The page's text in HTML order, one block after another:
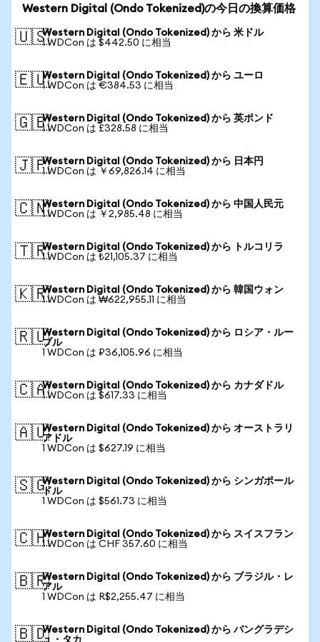
Western Digital (Ondo Tokenized)の今日の換算価格
🇺🇸Western Digital (Ondo Tokenized) から 米ドル
1 WDCon は $442.50 に相当
🇪🇺Western Digital (Ondo Tokenized) から ユーロ
1 WDCon は €384.53 に相当
🇬🇧Western Digital (Ondo Tokenized) から 英ポンド
1 WDCon は £328.58 に相当
🇯🇵Western Digital (Ondo Tokenized) から 日本円
1 WDCon は ￥69,826.14 に相当
🇨🇳Western Digital (Ondo Tokenized) から 中国人民元
1 WDCon は ￥2,985.48 に相当
🇹🇷Western Digital (Ondo Tokenized) から トルコリラ
1 WDCon は ₺21,105.37 に相当
🇰🇷Western Digital (Ondo Tokenized) から 韓国ウォン
1 WDCon は ₩622,955.11 に相当
🇷🇺Western Digital (Ondo Tokenized) から ロシア・ルー
ブル
1 WDCon は ₽36,105.96 に相当
🇨🇦Western Digital (Ondo Tokenized) から カナダドル
1 WDCon は $617.33 に相当
🇦🇺Western Digital (Ondo Tokenized) から オーストラリ
アドル
1 WDCon は $627.19 に相当
🇸🇬Western Digital (Ondo Tokenized) から シンガポール
ドル
1 WDCon は $561.73 に相当
🇨🇭Western Digital (Ondo Tokenized) から スイスフラン
1 WDCon は CHF 357.60 に相当
🇧🇷Western Digital (Ondo Tokenized) から ブラジル・レ
アル
1 WDCon は R$2,255.47 に相当
🇧🇩Western Digital (Ondo Tokenized) から バングラデシ
ュ・タカ